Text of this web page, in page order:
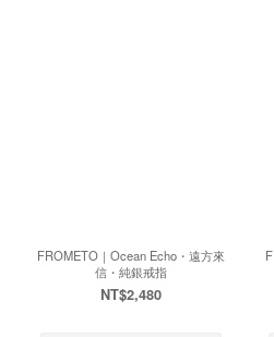
FROMETO｜Ocean Echo・遠方來
信・純銀戒指
NT$2,480